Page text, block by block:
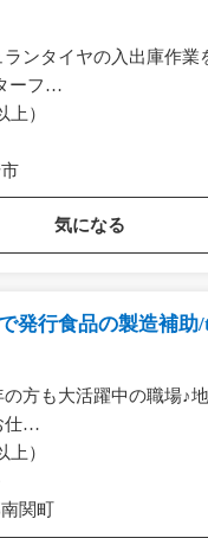
ンタイヤの入出庫作業
ーフ…
上）
気になる
発行食品の製造補助/
方も大活躍中の職場♪
仕…
上）
関町